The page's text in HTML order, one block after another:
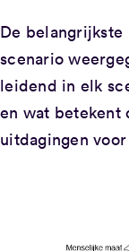
De
scenario
leidend in elk
en wat betekent
uitdagingen